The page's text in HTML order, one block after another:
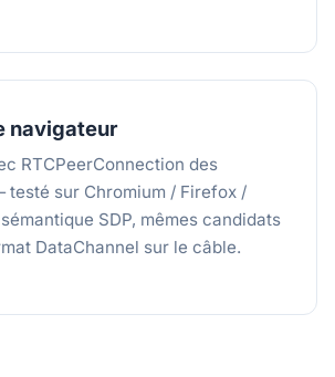
navigateur
RTCPeerConnection des
sur Chromium / Firefox /
SDP, mêmes candidats
DataChannel sur le câble.